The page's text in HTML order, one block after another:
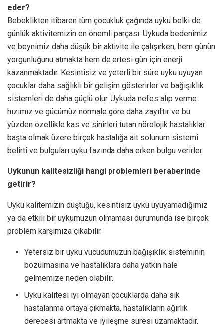
eder?
Bebeklikten itibaren tüm çocukluk çağında uyku belki de
günlük aktivitemizin en önemli parçası. Uykuda bedenimiz
ve beynimiz daha düşük bir aktivite ile çalışırken, hem günün
yorgunluğunu atmakta hem de ertesi gün için enerji
kazanmaktadır. Kesintisiz ve yeterli bir süre uyku uyuyan
çocuklar daha sağlıklı bir gelişim gösterirler ve bağışıklık
sistemleri de daha güçlü olur. Uykuda nefes alıp verme
hızımız ve gücümüz normale göre daha zayıftır ve bu
yüzden özellikle kas ve sinirleri tutan nörolojik hastalıklar
başta olmak üzere birçok hastalığa ait solunum sistemi
belirti ve bulguları uyku fazında daha erken bulgu verirler.
Uykunun kalitesizliği hangi problemleri beraberinde
getirir?
Uyku kalitemizin düştüğü, kesintisiz uyku uyuyamadığımız
ya da etkili bir uykumuzun olmaması durumunda ise birçok
problem karşımıza çıkabilir.
Yetersiz bir uyku vücudumuzun bağışıklık sisteminin
bozulmasına ve hastalıklara daha yatkın hale
gelmemize neden olabilir.
Uyku kalitesi iyi olmayan çocuklarda daha sık
hastalanma ortaya çıkmakta, hastalıkların ağırlık
derecesi artmakta ve iyileşme süresi uzamaktadır.